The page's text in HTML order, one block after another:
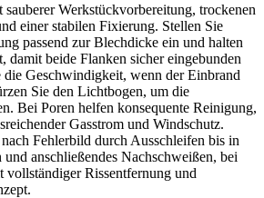
Werkstückvorbereitung, trockenen
einer stabilen Fixierung. Stellen Sie
passend zur Blechdicke ein und halten
damit beide Flanken sicher eingebunden
die Geschwindigkeit, wenn der Einbrand
Sie den Lichtbogen, um die
Bei Poren helfen konsequente Reinigung,
Gasstrom und Windschutz.
Fehlerbild durch Ausschleifen bis in
anschließendes Nachschweißen, bei
vollständiger Rissentfernung und